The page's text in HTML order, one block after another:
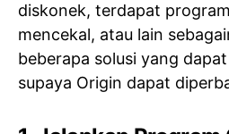
diskonek, terdapat
mencekal, atau lain
beberapa solusi yang
supaya Origin dapat